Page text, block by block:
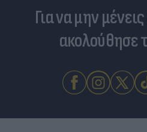
Για να μην
ακολούθησε